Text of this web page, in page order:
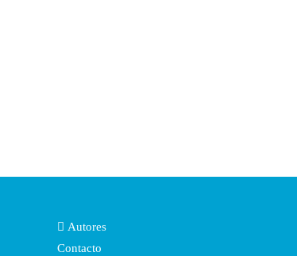
Autores
Contacto